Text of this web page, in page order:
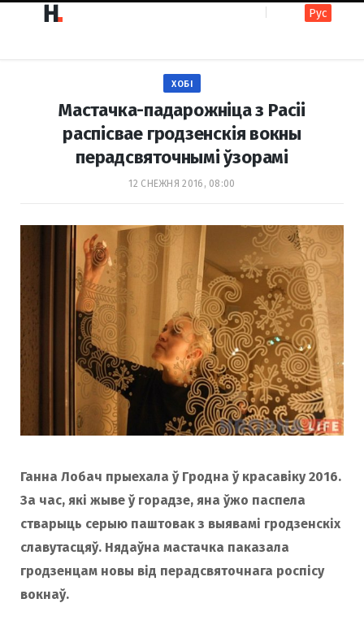
c
b
o
o
k
s
a
g
r
a
m
Рус
ХОБІ
Мастачка-падарожніца з Расіі
распісвае гродзенскія вокны
перадсвяточнымі ўзорамі
12 СНЕЖНЯ 2016, 08:00
Ганна Лобач прыехала ў Гродна ў красавіку 2016.
За час, якi жыве ў горадзе, яна ўжо паспела
стварыць серыю паштовак з выявамі гродзенскіх
славутасцяў. Нядаўна мастачка паказала
гродзенцам новы від перадсвяточнага роспісу
вокнаў.